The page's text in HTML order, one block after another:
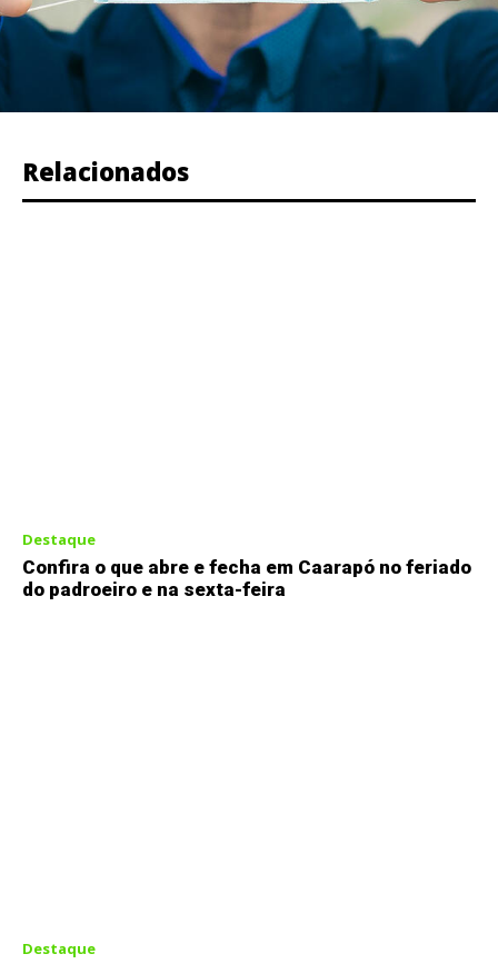
Relacionados
Destaque
Confira o que abre e fecha em Caarapó no feriado
do padroeiro e na sexta-feira
Destaque